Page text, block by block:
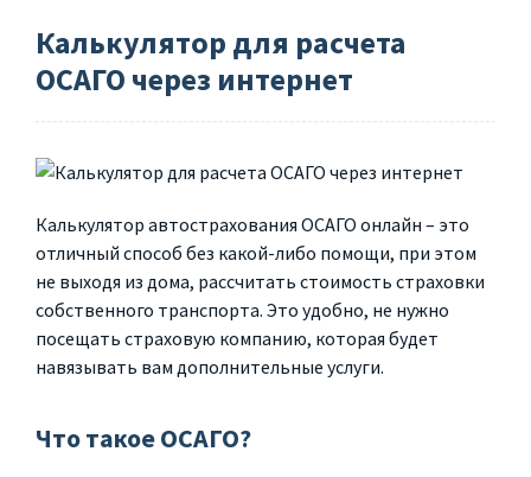
Калькулятор для расчета
ОСАГО через интернет
Калькулятор автострахования ОСАГО онлайн – это
отличный способ без какой-либо помощи, при этом
не выходя из дома, рассчитать стоимость страховки
собственного транспорта. Это удобно, не нужно
посещать страховую компанию, которая будет
навязывать вам дополнительные услуги.
Что такое ОСАГО?